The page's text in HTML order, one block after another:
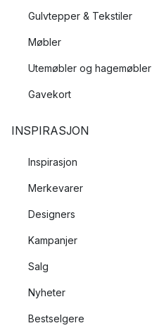
Gulvtepper & Tekstiler
Møbler
Utemøbler og hagemøbler
Gavekort
INSPIRASJON
Inspirasjon
Merkevarer
Designers
Kampanjer
Salg
Nyheter
Bestselgere